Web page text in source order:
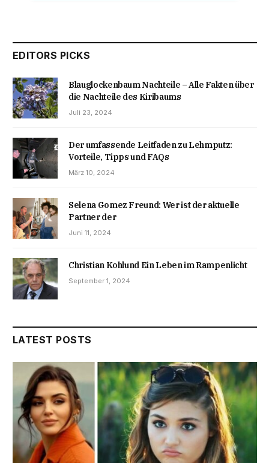
EDITORS PICKS
Blauglockenbaum Nachteile – Alle Fakten über
die Nachteile des Kiribaums
Juli 23, 2024
Der umfassende Leitfaden zu Lehmputz:
Vorteile, Tipps und FAQs
März 10, 2024
Selena Gomez Freund: Wer ist der aktuelle
Partner der
Juni 11, 2024
Christian Kohlund Ein Leben im Rampenlicht
September 1, 2024
LATEST POSTS